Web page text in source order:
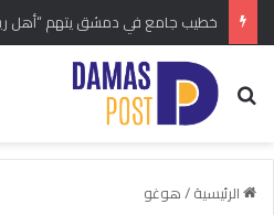
بحث عن
الرئيسية/هوغو